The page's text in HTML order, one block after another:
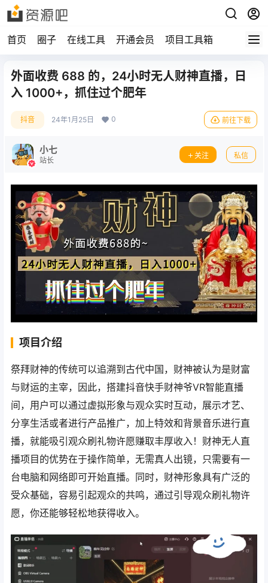
首页 圈子 在线工具 开通会员 项目工具箱
外面收费 688 的，24小时无人财神直播，日
入 1000+，抓住过个肥年
抖音 24年1月25日 0 前往下载
小七
站长
关注 私信
项目介绍
祭拜财神的传统可以追溯到古代中国，财神被认为是财富
与财运的主宰，因此，搭建抖音快手财神爷VR智能直播
间，用户可以通过虚拟形象与观众实时互动，展示才艺、
分享生活或者进行产品推广，加上特效和背景音乐进行直
播，就能吸引观众刷礼物许愿赚取丰厚收入！财神无人直
播项目的优势在于操作简单，无需真人出镜，只需要有一
台电脑和网络即可开始直播。同时，财神形象具有广泛的
受众基础，容易引起观众的共鸣，通过引导观众刷礼物许
愿，你还能够轻松地获得收入。